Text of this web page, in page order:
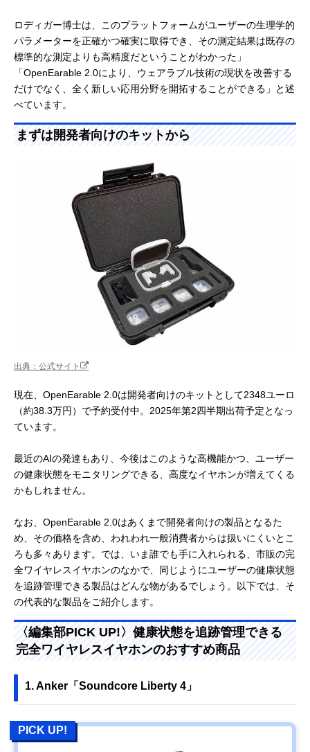
ロディガー博士は、このプラットフォームがユーザーの生理学的
パラメーターを正確かつ確実に取得でき、その測定結果は既存の
標準的な測定よりも高精度だということがわかった」
「OpenEarable 2.0により、ウェアラブル技術の現状を改善する
だけでなく、全く新しい応用分野を開拓することができる」と述
べています。
まずは開発者向けのキットから
出典：公式サイト
現在、OpenEarable 2.0は開発者向けのキットとして2348ユーロ
（約38.3万円）で予約受付中。2025年第2四半期出荷予定となっ
ています。
最近のAIの発達もあり、今後はこのような高機能かつ、ユーザー
の健康状態をモニタリングできる、高度なイヤホンが増えてくる
かもしれません。
なお、OpenEarable 2.0はあくまで開発者向けの製品となるた
め、その価格を含め、われわれ一般消費者からは扱いにくいとこ
ろも多々あります。では、いま誰でも手に入れられる、市販の完
全ワイヤレスイヤホンのなかで、同じようにユーザーの健康状態
を追跡管理できる製品はどんな物があるでしょう。以下では、そ
の代表的な製品をご紹介します。
〈編集部PICK UP!〉健康状態を追跡管理できる
完全ワイヤレスイヤホンのおすすめ商品
1. Anker「Soundcore Liberty 4」
PICK UP!